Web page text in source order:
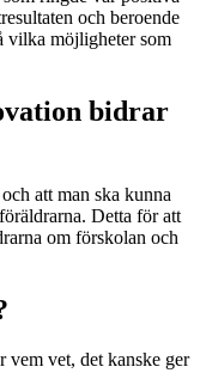
och beroende
vilka möjligheter som
bidrar
att man ska kunna
Detta för att
om förskolan och
vem vet, det kanske ger